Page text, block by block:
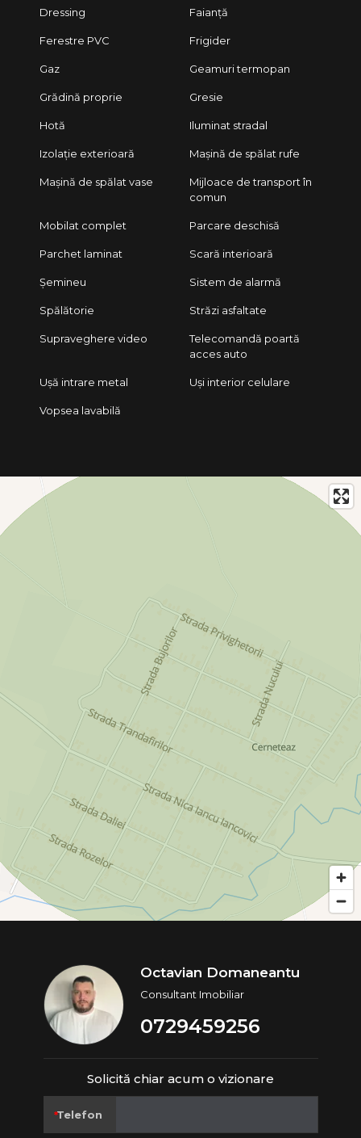
Lasă procesul de achiziție în seama agenției tale FAVORITe!
Dressing Faianță
Ferestre PVC Frigider
Gaz Geamuri termopan
Grădină proprie Gresie
Hotă Iluminat stradal
Izolație exterioară Mașină de spălat rufe
Mașină de spălat vase
Mijloace de transport în
comun
Mobilat complet Parcare deschisă
Parchet laminat Scară interioară
Șemineu Sistem de alarmă
Spălătorie Străzi asfaltate
Supraveghere video
Telecomandă poartă
acces auto
Ușă intrare metal Uși interior celulare
Vopsea lavabilă
Octavian Domaneantu
Consultant Imobiliar
0729459256
Solicită chiar acum o vizionare
Telefon